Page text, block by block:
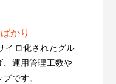
かり
イロ化されたグル
、運用管理工数や
です。